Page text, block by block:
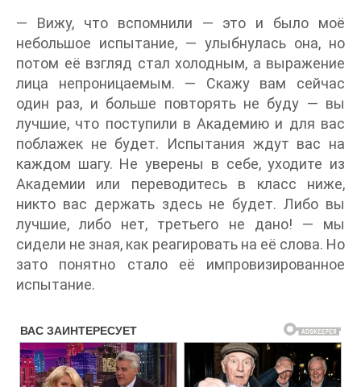
— Вижу, что вспомнили — это и было моё
небольшое испытание, — улыбнулась она, но
потом её взгляд стал холодным, а выражение
лица непроницаемым. — Скажу вам сейчас
один раз, и больше повторять не буду — вы
лучшие, что поступили в Академию и для вас
поблажек не будет. Испытания ждут вас на
каждом шагу. Не уверены в себе, уходите из
Академии или переводитесь в класс ниже,
никто вас держать здесь не будет. Либо вы
лучшие, либо нет, третьего не дано! — мы
сидели не зная, как реагировать на её слова. Но
зато понятно стало её импровизированное
испытание.